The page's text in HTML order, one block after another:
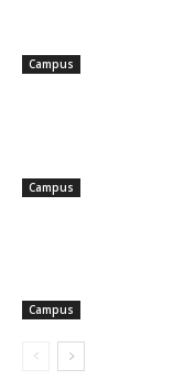
Campus
Campus
Campus